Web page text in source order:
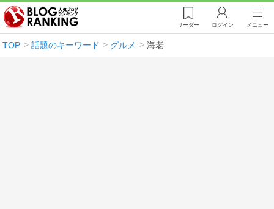
リーダー ログイン メニュー
TOP 話題のキーワード グルメ 海老